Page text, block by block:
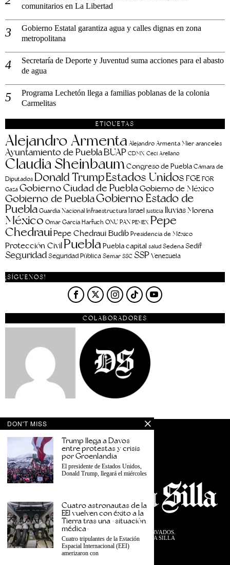
comunitarios en La Libertad
Gobierno Estatal garantiza agua y calles dignas en zona
metropolitana
Secretaría de Deporte y Juventud suma acciones para el abasto
de agua
Programa Lechetón llega a familias poblanas de la colonia
Carmelitas
ETIQUETAS
Alejandro Armenta Alejandro Armenta Mier aranceles
Ayuntamiento de PueblaBUAP CDMX Ceci Arellano
Claudia SheinbaumCongreso de Puebla Cámara de
Diputados Donald TrumpEstados Unidos FGEFGR
Gaza Gobierno Ciudad de PueblaGobierno de México
Gobierno de PueblaGobierno Estado de
PueblaGuardia Nacional Infraestructura Israel justicia lluviasMorena
México Omar García Harfuch ONU PAN PEMEX Pepe
ChedrauiPepe Chedraui BudibPresidencia de México
Protección Civil PueblaPuebla capital salud Sedena Sedif
SeguridadSeguridad Pública Semar SSC SSPVenezuela
¡SÍGUENOS!
COLABORADORES
2026TODOS LOS DERECHOS RESERVADOS.
DISEÑADO POR EL EQUIPO DESDE LA SILLA
PRIVACIDAD TÉRMINOS
DON'T MISS
Trump llega a Davos
entre protestas y crisis
por Groenlandia
El presidente de Estados Unidos,
Donald Trump, llegará el miércoles
Cuatro astronautas de la
EEI vuelven con éxito a la
Tierra tras una «situación
médica»
Cuatro tripulantes de la Estación
Espacial Internacional (EEI)
amerizaron con